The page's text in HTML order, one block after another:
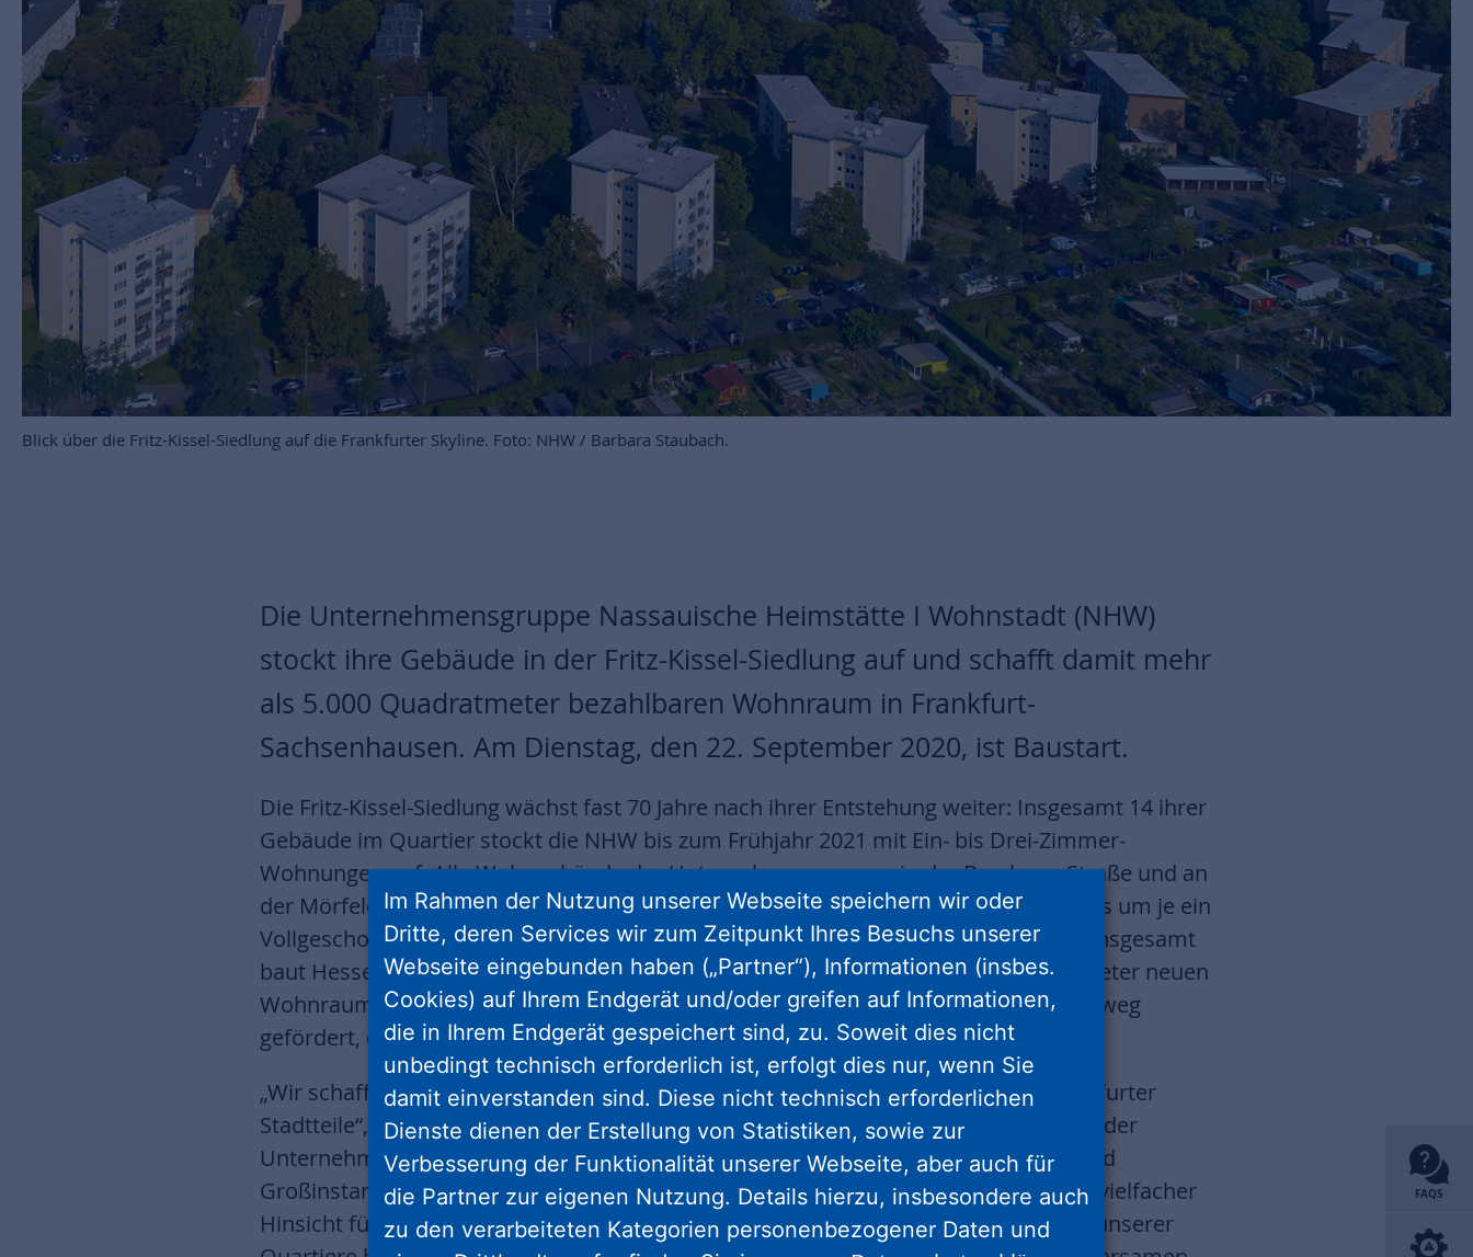
FAQS
Blick über die Fritz-Kissel-Siedlung auf die Frankfurter Skyline. Foto: NHW / Barbara Staubach.
Die Unternehmensgruppe Nassauische Heimstätte I Wohnstadt (NHW)
stockt ihre Gebäude in der Fritz-Kissel-Siedlung auf und schafft damit mehr
als 5.000 Quadratmeter bezahlbaren Wohnraum in Frankfurt-
Sachsenhausen. Am Dienstag, den 22. September 2020, ist Baustart.
Die Fritz-Kissel-Siedlung wächst fast 70 Jahre nach ihrer Entstehung weiter: Insgesamt 14 ihrer
Gebäude im Quartier stockt die NHW bis zum Frühjahr 2021 mit Ein- bis Drei-Zimmer-
Wohnungen auf. Alle Wohngebäude der Unternehmensgruppe in der Breslauer Straße und an
der Mörfelder Landstraße werden im dritten beziehungsweise vierten Obergeschoss um je ein
Vollgeschoss ergänzt, die Gebäude im Ziegelhüttenweg um je zwei Vollgeschosse. Insgesamt
baut Hessens landeseigene Wohnungsbaugesellschaft damit rund 5.100 Quadratmeter neuen
Wohnraum. 22 der 82 Mietwohnungen werden über den ersten und zweiten Förderweg
gefördert, die Förderquote liegt somit bei knapp 30 Prozent.
„Wir schaffen hier dringend benötigten Wohnraum in einem der beliebtesten Frankfurter
Stadtteile“, sagt NHW-Geschäftsführerin Monika Fontaine-Kretschmer. „Erstmals in der
Unternehmensgeschichte arbeitet unser Unternehmensbereich Modernisierung und
Großinstandhaltung dabei mit vorgefertigten Modulen in Holzbauweise, was wir in vielfacher
Hinsicht für eine sehr effiziente und nachhaltige Möglichkeit zur Innenentwicklung unserer
Im Rahmen der Nutzung unserer Webseite speichern wir oder
Dritte, deren Services wir zum Zeitpunkt Ihres Besuchs unserer
Webseite eingebunden haben („Partner“), Informationen (insbes.
Cookies) auf Ihrem Endgerät und/oder greifen auf Informationen,
die in Ihrem Endgerät gespeichert sind, zu. Soweit dies nicht
unbedingt technisch erforderlich ist, erfolgt dies nur, wenn Sie
damit einverstanden sind. Diese nicht technisch erforderlichen
Dienste dienen der Erstellung von Statistiken, sowie zur
Verbesserung der Funktionalität unserer Webseite, aber auch für
die Partner zur eigenen Nutzung. Details hierzu, insbesondere auch
zu den verarbeiteten Kategorien personenbezogener Daten und